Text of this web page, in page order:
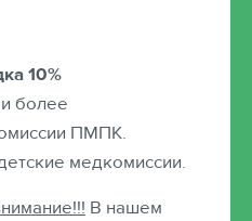
10%
более
ПМПК.
медкомиссии.
В нашем
Анна Алексеевна